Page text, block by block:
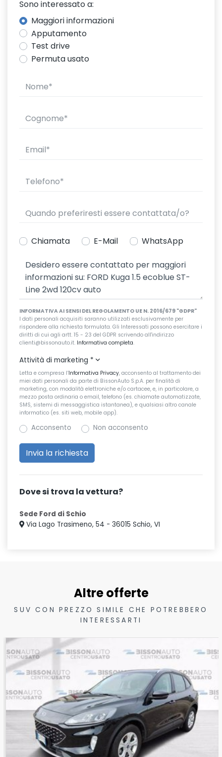
Sono interessato a:
Maggiori informazioni
Apputamento
Test drive
Permuta usato
Chiamata E-Mail WhatsApp
INFORMATIVA AI SENSI DEL REGOLAMENTO UE N. 2016/679 "GDPR"
I dati personali acquisiti saranno utilizzati esclusivamente per
rispondere alla richiesta formulata. Gli Interessati possono esercitare i
diritti di cui agli artt. 15 - 23 del GDPR scrivendo all'indirizzo
clienti@bissonauto.it. Informativa completa.
Attività di marketing *
Letta e compresa l’Informativa Privacy, acconsento al trattamento dei
miei dati personali da parte di BissonAuto S.p.A. per finalità di
marketing, con modalità elettroniche e/o cartacee, e, in particolare, a
mezzo posta ordinaria o email, telefono (es. chiamate automatizzate,
SMS, sistemi di messaggistica istantanea), e qualsiasi altro canale
informatico (es. siti web, mobile app).
Acconsento Non acconsento
Dove si trova la vettura?
Sede Ford di Schio
Via Lago Trasimeno, 54 - 36015 Schio, VI
Altre offerte
SUV CON PREZZO SIMILE CHE POTREBBERO
INTERESSARTI